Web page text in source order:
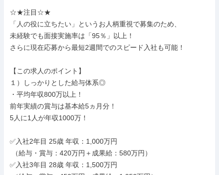
☆★注目☆★
「人の役に立ちたい」というお人柄重視で募集のため、
未経験でも面接実施率は「95％」以上！
さらに現在応募から最短2週間でのスピード入社も可能！
【この求人のポイント】
１）しっかりとした給与体系◎
・平均年収800万以上！
前年実績の賞与は基本給5ヵ月分！
5人に1人が年収1000万！
✅入社2年目 25歳 年収：1,000万円
✅入社3年目 28歳 年収：1,500万円